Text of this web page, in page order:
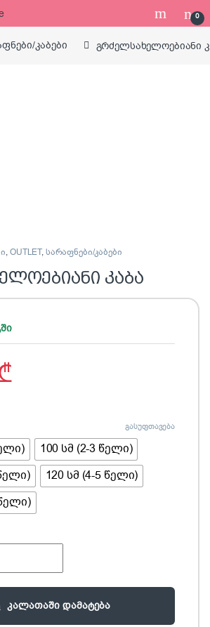
0
კაბები გრძელსახელოებიანი
,OUTLET,სარაფნები/კაბები
კაბა
100 სმ (2-3 წელი)
120 სმ (4-5 წელი)
გასუფთავება
კაბა quantity
კალათაში დამატება